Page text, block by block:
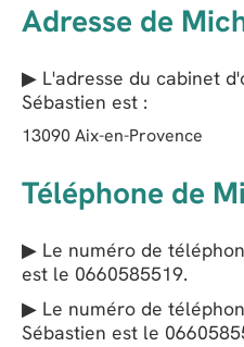
Adresse de
▶ L'adresse du cabinet
Sébastien est :
13090 Aix-en-Provence
Téléphone de
▶ Le numéro de
est le 0660585519.
▶ Le numéro de
Sébastien est le